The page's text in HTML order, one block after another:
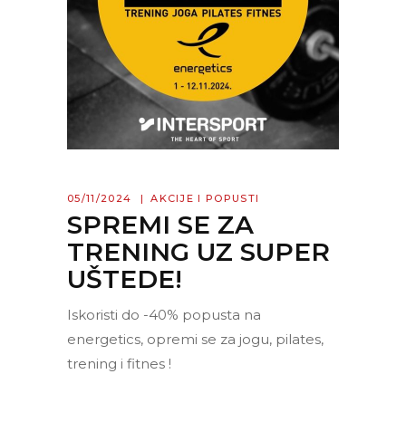
05/11/2024 AKCIJE I POPUSTI
SPREMI SE ZA
TRENING UZ SUPER
UŠTEDE!
Iskoristi do -40% popusta na
energetics, opremi se za jogu, pilates,
trening i fitnes !